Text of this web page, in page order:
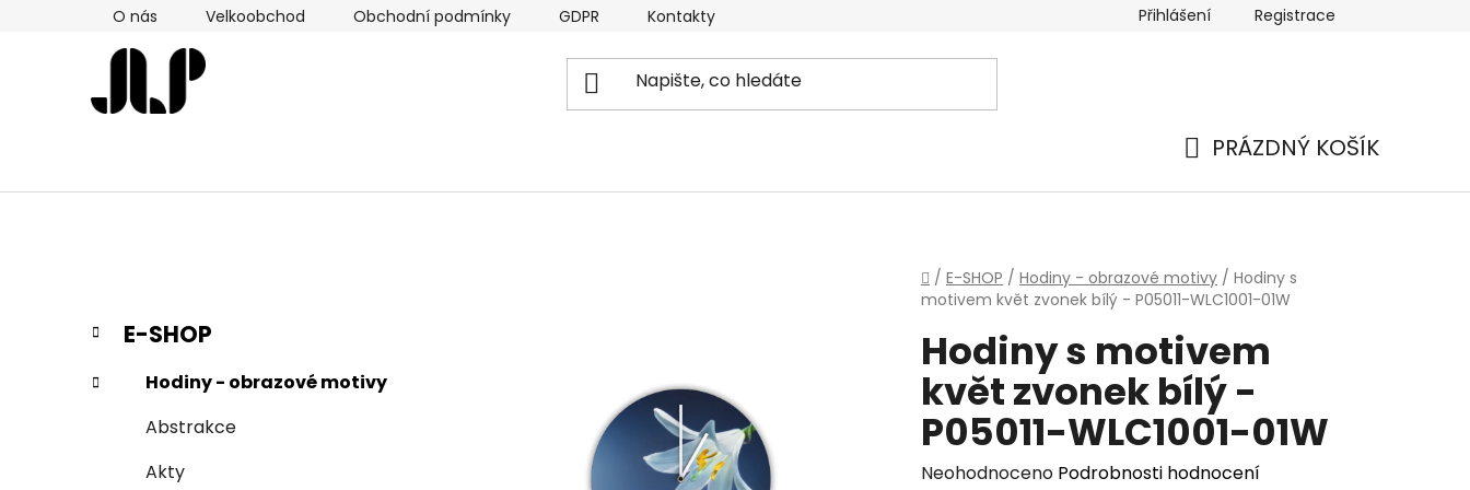
O nás Velkoobchod Obchodní podmínky GDPR Kontakty Přihlášení Registrace
PRÁZDNÝ KOŠÍK
Domů
/ E-SHOP / Hodiny - obrazové motivy / Hodiny s
motivem květ zvonek bílý - P05011-WLC1001-01W
P
s
Přeskočit
kategorie
K
a
t
e
E-SHOP
Hodiny - obrazové motivy
Abstrakce
Akty
Hodiny s motivem
květ zvonek bílý -
P05011-WLC1001-01W
Průměrné
Neohodnoceno Podrobnosti hodnocení